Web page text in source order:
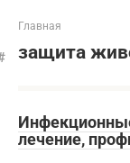
Главная
защита
лечение,